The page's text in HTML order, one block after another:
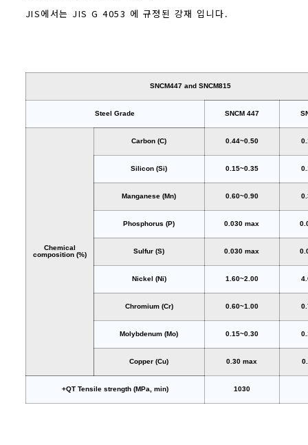
JIS에서는 JIS G 4053 에 규정된 강재 입니다.
SNCM447 and SNCM815
Steel Grade SNCM 447
Chemical
composition (%)
Carbon (C) 0.44~0.50
Silicon (Si) 0.15~0.35
Manganese (Mn) 0.60~0.90
Phosphorus (P) 0.030 max
Sulfur (S) 0.030 max
Nickel (Ni) 1.60~2.00
Chromium (Cr) 0.60~1.00
Molybdenum (Mo) 0.15~0.30
Copper (Cu) 0.30 max
+QT Tensile strength (MPa, min) 1030